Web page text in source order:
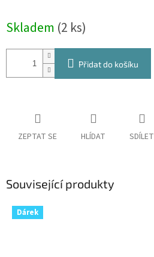
cena:
Skladem (2 ks)
Přidat do košíku
ZEPTAT SE HLÍDAT SDÍLET
Související produkty
Dárek